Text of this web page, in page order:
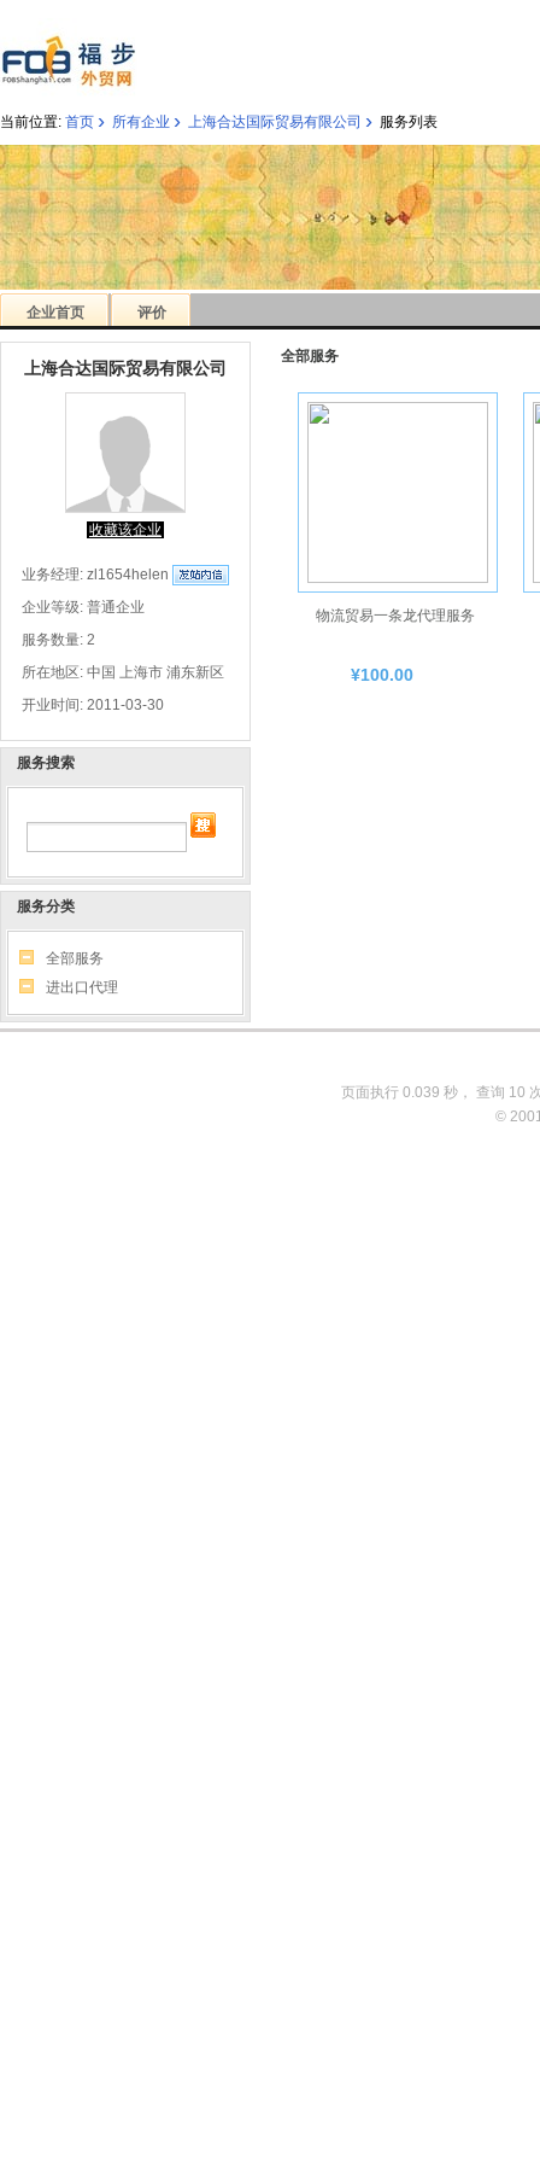
当前位置: 首页 › 所有企业 › 上海合达国际贸易有限公司 › 服务列表
企业首页 评价
上海合达国际贸易有限公司
收藏该企业
业务经理: zl1654helen
企业等级: 普通企业
服务数量: 2
所在地区: 中国 上海市 浦东新区
开业时间: 2011-03-30
服务搜索
服务分类
全部服务
进出口代理
全部服务
物流贸易一条龙代理服务
¥100.00
页面执行 0.039 秒， 查询 10
©